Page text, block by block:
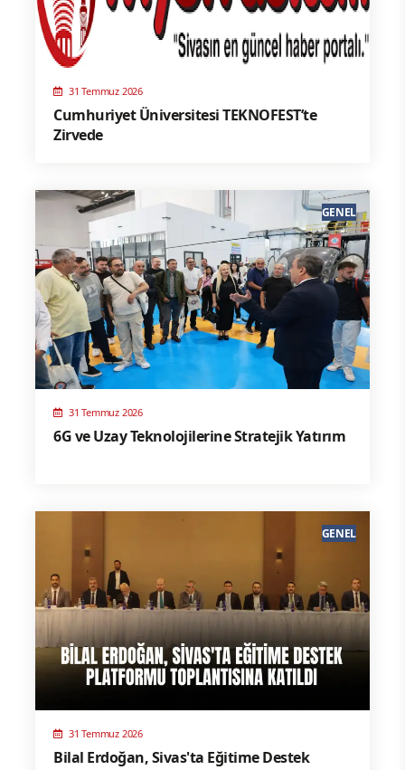
31 Temmuz 2026
Cumhuriyet Üniversitesi TEKNOFEST’te
Zirvede
31 Temmuz 2026
6G ve Uzay Teknolojilerine Stratejik Yatırım
GENEL
31 Temmuz 2026
Bilal Erdoğan, Sivas'ta Eğitime Destek
GENEL